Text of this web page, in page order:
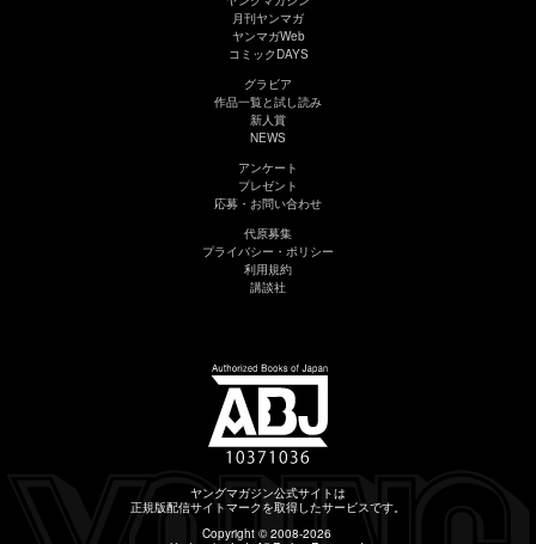
月刊ヤンマガ
ヤンマガWeb
コミックDAYS
グラビア
作品一覧と試し読み
新人賞
NEWS
アンケート
プレゼント
応募・お問い合わせ
代原募集
プライバシー・ポリシー
利用規約
講談社
ヤングマガジン公式サイトは
正規版配信サイトマークを取得したサービスです。
Copyright © 2008-2026